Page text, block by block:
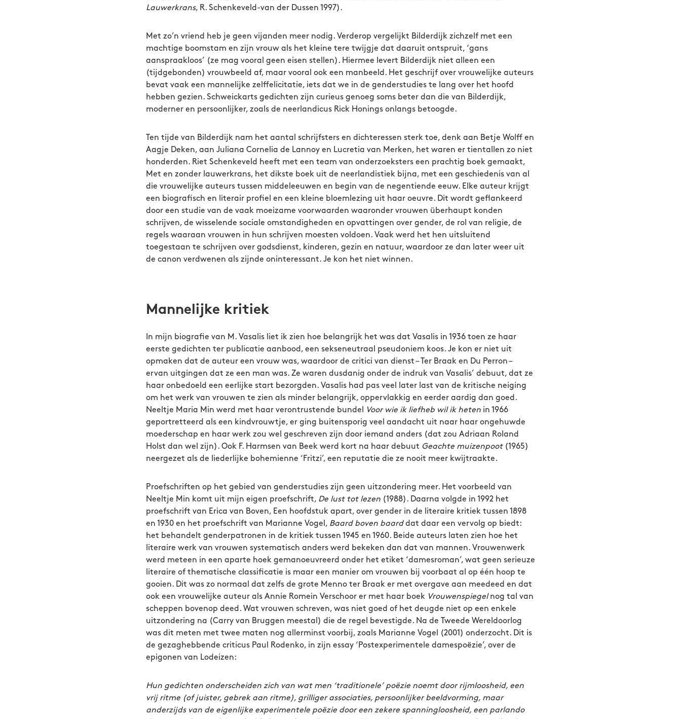
Lauwerkrans, R. Schenkeveld-van der Dussen 1997).
Met zo’n vriend heb je geen vijanden meer nodig. Verderop vergelijkt Bilderdijk zichzelf met een
machtige boomstam en zijn vrouw als het kleine tere twijgje dat daaruit ontspruit, ‘gans
aanspraakloos’ (ze mag vooral geen eisen stellen). Hiermee levert Bilderdijk niet alleen een
(tijdgebonden) vrouwbeeld af, maar vooral ook een manbeeld. Het geschrijf over vrouwelijke auteurs
bevat vaak een mannelijke zelffelicitatie, iets dat we in de genderstudies te lang over het hoofd
hebben gezien. Schweickarts gedichten zijn curieus genoeg soms beter dan die van Bilderdijk,
moderner en persoonlijker, zoals de neerlandicus Rick Honings onlangs betoogde.
Ten tijde van Bilderdijk nam het aantal schrijfsters en dichteressen sterk toe, denk aan Betje Wolff en
Aagje Deken, aan Juliana Cornelia de Lannoy en Lucretia van Merken, het waren er tientallen zo niet
honderden. Riet Schenkeveld heeft met een team van onderzoeksters een prachtig boek gemaakt,
Met en zonder lauwerkrans, het dikste boek uit de neerlandistiek bijna, met een geschiedenis van al
die vrouwelijke auteurs tussen middeleeuwen en begin van de negentiende eeuw. Elke auteur krijgt
een biografisch en literair profiel en een kleine bloemlezing uit haar oeuvre. Dit wordt geflankeerd
door een studie van de vaak moeizame voorwaarden waaronder vrouwen überhaupt konden
schrijven, de wisselende sociale omstandigheden en opvattingen over gender, de rol van religie, de
regels waaraan vrouwen in hun schrijven moesten voldoen. Vaak werd het hen uitsluitend
toegestaan te schrijven over godsdienst, kinderen, gezin en natuur, waardoor ze dan later weer uit
de canon verdwenen als zijnde oninteressant. Je kon het niet winnen.
Mannelijke kritiek
In mijn biografie van M. Vasalis liet ik zien hoe belangrijk het was dat Vasalis in 1936 toen ze haar
eerste gedichten ter publicatie aanbood, een sekseneutraal pseudoniem koos. Je kon er niet uit
opmaken dat de auteur een vrouw was, waardoor de critici van dienst – Ter Braak en Du Perron –
ervan uitgingen dat ze een man was. Ze waren dusdanig onder de indruk van Vasalis’ debuut, dat ze
haar onbedoeld een eerlijke start bezorgden. Vasalis had pas veel later last van de kritische neiging
om het werk van vrouwen te zien als minder belangrijk, oppervlakkig en eerder aardig dan goed.
Neeltje Maria Min werd met haar verontrustende bundel
Voor wie ik liefheb wil ik heten in 1966
geportretteerd als een kindvrouwtje, er ging buitensporig veel aandacht uit naar haar ongehuwde
moederschap en haar werk zou wel geschreven zijn door iemand anders (dat zou Adriaan Roland
Holst dan wel zijn). Ook F. Harmsen van Beek werd kort na haar debuut Geachte muizenpoot(1965)
neergezet als de liederlijke bohemienne ‘Fritzi’, een reputatie die ze nooit meer kwijtraakte.
Proefschriften op het gebied van genderstudies zijn geen uitzondering meer. Het voorbeeld van
Neeltje Min komt uit mijn eigen proefschrift, De lust tot lezen (1988). Daarna volgde in 1992 het
proefschrift van Erica van Boven, Een hoofdstuk apart, over gender in de literaire kritiek tussen 1898
en 1930 en het proefschrift van Marianne Vogel, Baard boven baarddat daar een vervolg op biedt:
het behandelt genderpatronen in de kritiek tussen 1945 en 1960. Beide auteurs laten zien hoe het
literaire werk van vrouwen systematisch anders werd bekeken dan dat van mannen. Vrouwenwerk
werd meteen in een aparte hoek gemanoeuvreerd onder het etiket ‘damesroman’, wat geen serieuze
literaire of thematische classificatie is maar een manier om vrouwen bij voorbaat al op één hoop te
gooien. Dit was zo normaal dat zelfs de grote Menno ter Braak er met overgave aan meedeed en dat
ook een vrouwelijke auteur als Annie Romein Verschoor er met haar boek Vrouwenspiegelnog tal van
scheppen bovenop deed. Wat vrouwen schreven, was niet goed of het deugde niet op een enkele
uitzondering na (Carry van Bruggen meestal) die de regel bevestigde. Na de Tweede Wereldoorlog
was dit meten met twee maten nog allerminst voorbij, zoals Marianne Vogel (2001) onderzocht. Dit is
de gezaghebbende criticus Paul Rodenko, in zijn essay ‘Postexperimentele damespoëzie’, over de
epigonen van Lodeizen:
Hun gedichten onderscheiden zich van wat men ‘traditionele’ poëzie noemt door rijmloosheid, een
vrij ritme (of juister, gebrek aan ritme), grilliger associaties, persoonlijker beeldvorming, maar
anderzijds van de eigenlijke experimentele poëzie door een zekere spanningloosheid, een parlando